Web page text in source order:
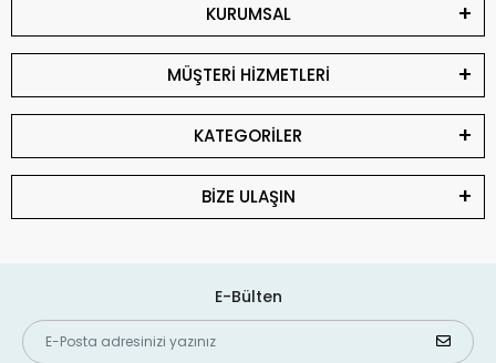
KURUMSAL
MÜŞTERİ HİZMETLERİ
KATEGORİLER
BİZE ULAŞIN
E-Bülten